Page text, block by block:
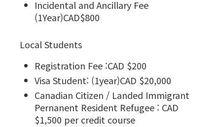
Incidental and Ancillary Fee
(1Year)CAD$800
Local Students
Registration Fee :CAD $200
Visa Student: (1year)CAD $20,000
Canadian Citizen / Landed Immigrant
Pernanent Resident Refugee : CAD
$1,500 per credit course